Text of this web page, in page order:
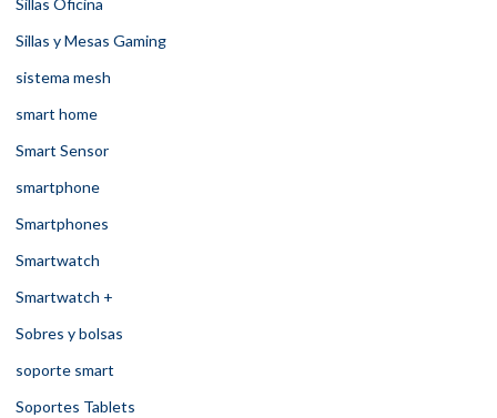
Sillas Oficina
Sillas y Mesas Gaming
sistema mesh
smart home
Smart Sensor
smartphone
Smartphones
Smartwatch
Smartwatch +
Sobres y bolsas
soporte smart
Soportes Tablets